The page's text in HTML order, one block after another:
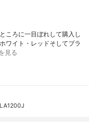
ころに一目ぼれして購入し
ワイト・レッドそしてブラ
見る